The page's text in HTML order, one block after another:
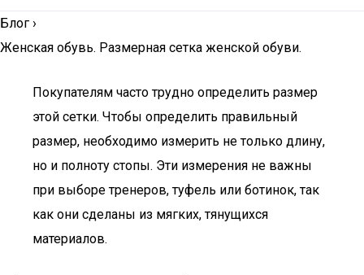
Блог ›
Женская обувь. Размерная сетка женской обуви.
Покупателям часто трудно определить размер
этой сетки. Чтобы определить правильный
размер, необходимо измерить не только длину,
но и полноту стопы. Эти измерения не важны
при выборе тренеров, туфель или ботинок, так
как они сделаны из мягких, тянущихся
материалов.